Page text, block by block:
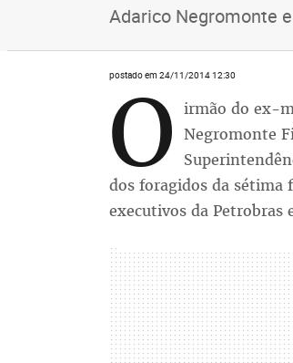
Adarico Negromonte
postado em 24/11/2014 12:30
O irmão do ex-
Negromonte
dos foragidos da sétima
executivos da Petrobras